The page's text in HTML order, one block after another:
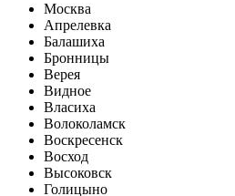
Москва
Апрелевка
Балашиха
Бронницы
Верея
Видное
Власиха
Волоколамск
Воскресенск
Восход
Высоковск
Голицыно